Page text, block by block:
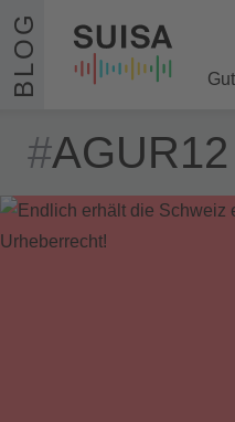
Zum Inhalt springen
BLOG
#AGUR12